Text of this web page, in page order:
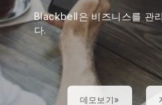
Blackbell은 비즈니스를 관
다.
데모보기»